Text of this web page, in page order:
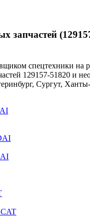
запчастей
спецтехники на
129157-51820 и
Сургут,